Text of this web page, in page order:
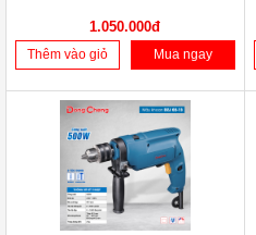
1.050.000đ
Thêm vào giỏ Mua ngay